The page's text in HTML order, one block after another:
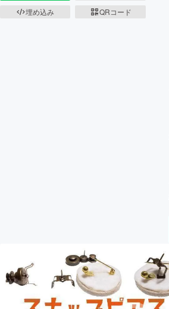
埋め込み
QRコード